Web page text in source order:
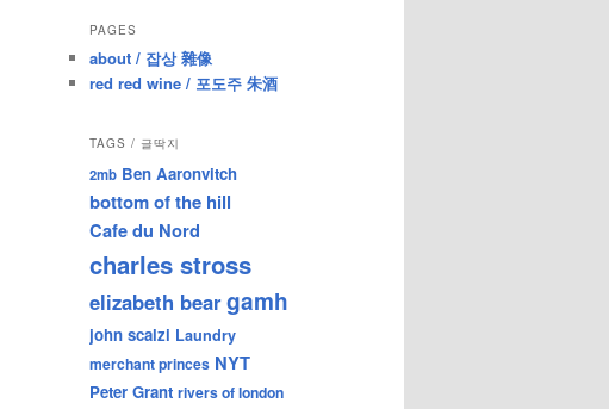
PAGES
about / 잡상 雜像
red red wine / 포도주 朱酒
TAGS / 글딱지
2mb Ben Aaronvitch
bottom of the hill
Cafe du Nord
charles stross
elizabeth beargamh
john scalzi Laundry
merchant princes NYT
Peter Grant rivers of london